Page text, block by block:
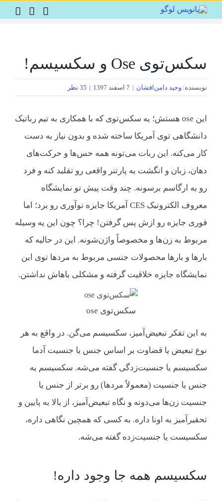
to
سکس‌توی Ose و سکسیسم!
نویسنده: وحید دامن‌افشان | 7 اسفند 1397 | 35 نظر
این ose هستش؛ یه سکس‌توی که با همکاری به تیم رباتیک
دانشگاهی توی آمریکا ساخته شده و بدون نیاز به دست
کار می‌کنه. این ربات می‌تونه همه حس‌ها و حرکت‌های
دهان، زبان و انگشت یه پارتنر واقعی رو تقلید کنه و فرد
رو به ارگاسم برسونه. چند وقت پیش تو نمایشگاه
معروف الکترونیک CES آمریکا جایزه نوآوری رو برد؛ اما
فوری جایزه رو ازش پس گرفتن! چرا؟ چون این یه وسیله
مربوط به زن‌ها و مخصوصاً واژن‌شونه. این در حالیه که
بارها و بارها محصولات جنسی مربوط به مردها توی این
نمایشگاه جایزه خلاقیت گرفته و مشکلی باهاش نداشتن.
سکس‌توی ose
به این تفکر تبعیض‌آمیز، سکسیسم می‌گن. در واقع به هر
نوع تبعیض یا قضاوت بر اساس جنس یا جنسیت آدما
سکسیسم یا جنسیت‌زدگی گفته می‌شه. سکسیسم یه
جنس یا جنسیت (معمولاً مردها) رو برتر از جنس یا
جنسیت زن‌ها می‌دونه و نگاه تبعیض‌آمیز، از بالا به پایین و
تحقیرآمیز به اونا داره. به کسی که همچین نگاهی داره،
سکسیست یا جنسیت‌زده گفته می‌شه.
سکسیسم همه جا وجود داره!